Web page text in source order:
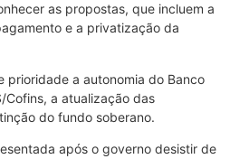
as propostas, que incluem a
e a privatização da
prioridade a autonomia do Banco
Cofins, a atualização das
do fundo soberano.
após o governo desistir de